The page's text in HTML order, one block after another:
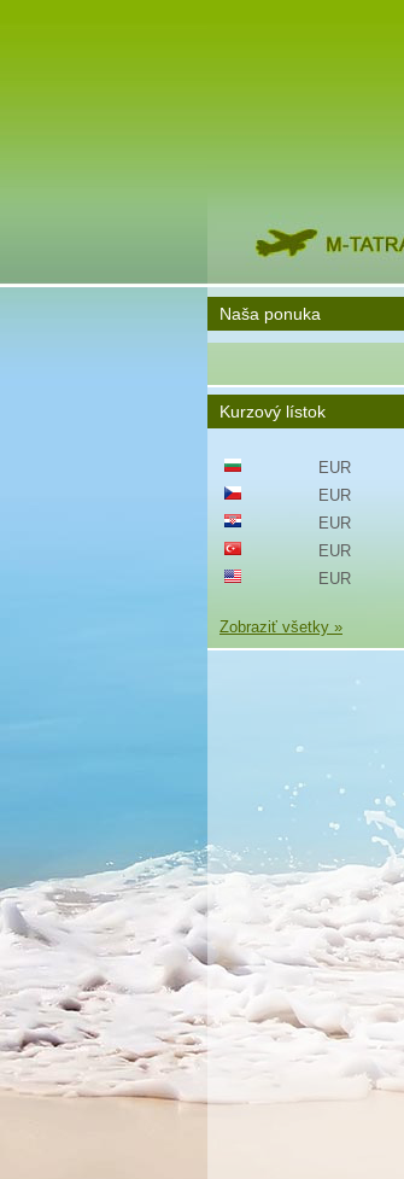
Naša ponuka
Kurzový lístok
EUR
EUR
EUR
EUR
EUR
Zobraziť všetky »